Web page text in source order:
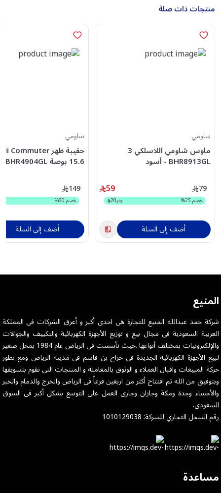
منتجات ذات صلة
شاومي
ماوس شاومي اللاسلكي 3
BHR8913GL - أسود
59 79
خصم25
% وفر20
أضف إلى السلة
شاومي
149
خصم 60
%
أضف إلى السلة
المنيع
شركة حمد عبدالله المنيع للتجارة هى احدى أكبر و أعرق الشركات فى المملكة
العربية السعودية فى مجال بيع و توزيع الأجهزة الكهربائية والتكييف والجوالات
والإلكترونيات بمختلف أنواعها .حيث تأسست فى الرياض عام 1984 بمحل صغير
لبيع الأجهزة الكهربائية الجديدة فى حراج بن قاسم فى مدينة الرياض ومع تطور
حركة المبيعات واقبال العملاء و الوثوق بالمعاملة و المنتجات التى نقوم بتسويقها
وبتوفيق من الله تم افتتاح أكثر من اربعين فرعاً فى الرياض والخرج والدمام والخبر
والأحساء وجدة ومكة وجازان وجارى العمل على التوسع بشكل أكبر فى السوق
السعودى.
رقم السجل التجاري للشركة: 1010129038
مساعدة